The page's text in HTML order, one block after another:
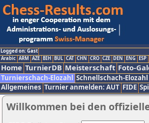
Logged on: Gast
Arabic ARM AZE BIH BUL CAT CHN CRO CZE DEN ENG ESP
Home TurnierDB Meisterschaft Foto-
Turnierschach-Elozahl Schnellschach-Elozahl
Allgemeines Turnier anmelden: AUT FIDE
Willkommen bei den